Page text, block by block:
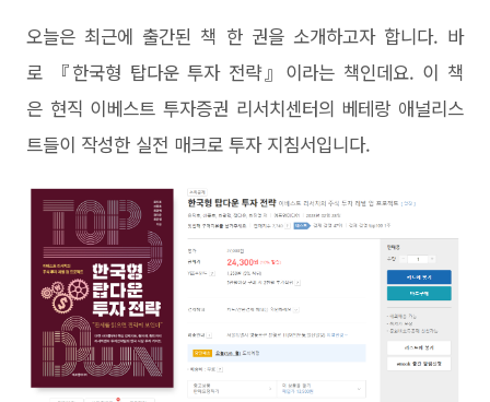
오늘은 최근에 출간된 책 한 권을 소개하고자 합니다. 바
로 『한국형 탑다운 투자 전략』이라는 책인데요. 이 책
은 현직 이베스트 투자증권 리서치센터의 베테랑 애널리스
트들이 작성한 실전 매크로 투자 지침서입니다.